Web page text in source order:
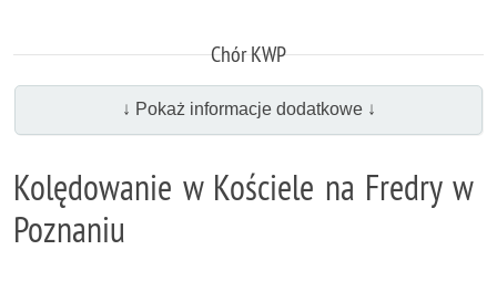
Chór KWP
↓ Pokaż informacje dodatkowe ↓
Kolędowanie w Kościele na Fredry w
Poznaniu